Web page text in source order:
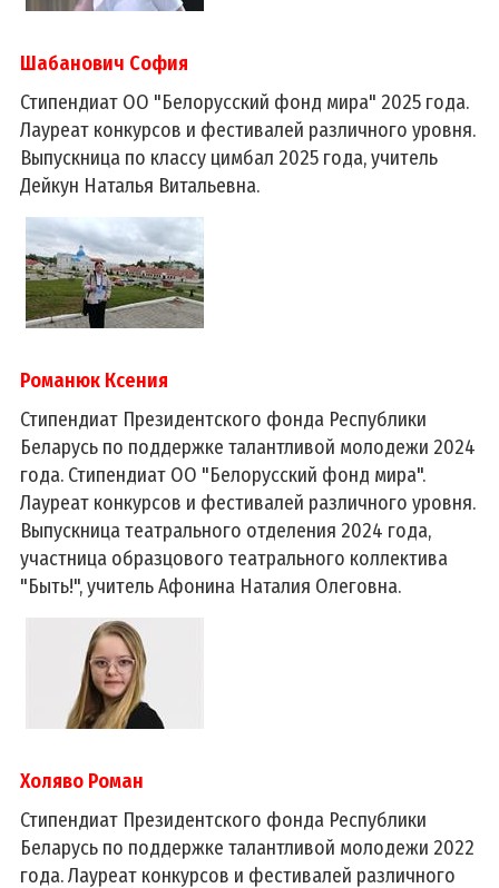
Шабанович София
Стипендиат ОО "Белорусский фонд мира" 2025 года.
Лауреат конкурсов и фестивалей различного уровня.
Выпускница по классу цимбал 2025 года, учитель
Дейкун Наталья Витальевна.
Романюк Ксения
Стипендиат Президентского фонда Республики
Беларусь по поддержке талантливой молодежи 2024
года. Стипендиат ОО "Белорусский фонд мира".
Лауреат конкурсов и фестивалей различного уровня.
Выпускница театрального отделения 2024 года,
участница образцового театрального коллектива
"Быть!", учитель Афонина Наталия Олеговна.
Холяво Роман
Стипендиат Президентского фонда Республики
Беларусь по поддержке талантливой молодежи 2022
года. Лауреат конкурсов и фестивалей различного